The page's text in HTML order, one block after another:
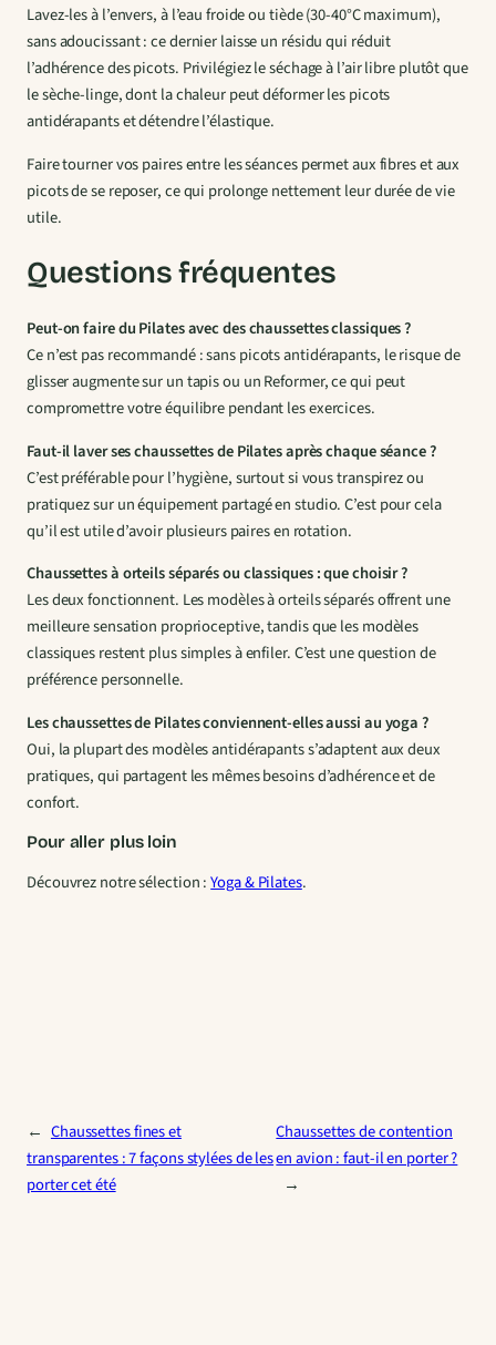
Lavez-les à l’envers, à l’eau froide ou tiède (30-40°C maximum),
sans adoucissant : ce dernier laisse un résidu qui réduit
l’adhérence des picots. Privilégiez le séchage à l’air libre plutôt que
le sèche-linge, dont la chaleur peut déformer les picots
antidérapants et détendre l’élastique.
Faire tourner vos paires entre les séances permet aux fibres et aux
picots de se reposer, ce qui prolonge nettement leur durée de vie
utile.
Questions fréquentes
Peut-on faire du Pilates avec des chaussettes classiques ?
Ce n’est pas recommandé : sans picots antidérapants, le risque de
glisser augmente sur un tapis ou un Reformer, ce qui peut
compromettre votre équilibre pendant les exercices.
Faut-il laver ses chaussettes de Pilates après chaque séance ?
C’est préférable pour l’hygiène, surtout si vous transpirez ou
pratiquez sur un équipement partagé en studio. C’est pour cela
qu’il est utile d’avoir plusieurs paires en rotation.
Chaussettes à orteils séparés ou classiques : que choisir ?
Les deux fonctionnent. Les modèles à orteils séparés offrent une
meilleure sensation proprioceptive, tandis que les modèles
classiques restent plus simples à enfiler. C’est une question de
préférence personnelle.
Les chaussettes de Pilates conviennent-elles aussi au yoga ?
Oui, la plupart des modèles antidérapants s’adaptent aux deux
pratiques, qui partagent les mêmes besoins d’adhérence et de
confort.
Pour aller plus loin
Découvrez notre sélection :Yoga & Pilates.
← Chaussettes fines et
transparentes : 7 façons stylées de les
porter cet été
Chaussettes de contention
en avion : faut-il en porter ?
→